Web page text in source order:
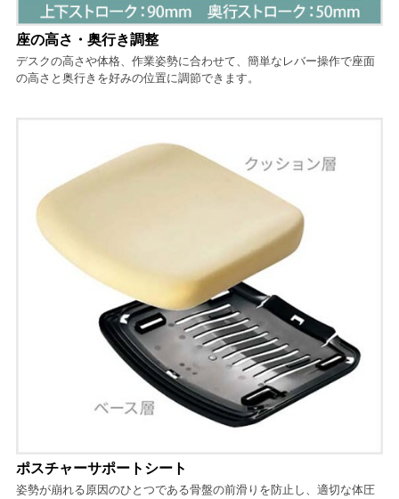
座の高さ・奥行き調整
デスクの高さや体格、作業姿勢に合わせて、簡単なレバー操作で座面
の高さと奥行きを好みの位置に調節できます。
ポスチャーサポートシート
姿勢が崩れる原因のひとつである骨盤の前滑りを防止し、適切な体圧